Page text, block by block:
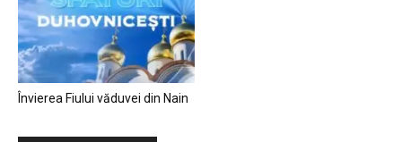
Învierea Fiului văduvei din Nain